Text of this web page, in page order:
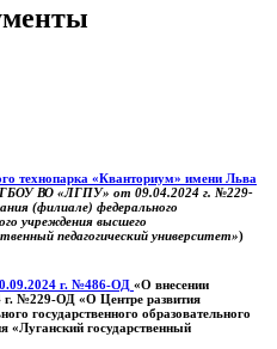
технопарка «Кванториум» имени Льва
ВО «ЛГПУ» от 09.04.2024 г. №229-
(филиале) федерального
учреждения высшего
педагогический университет»)
г. №486-ОД «О внесении
г. №229-ОД «О Центре развития
государственного образовательного
«Луганский государственный